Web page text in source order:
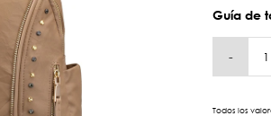
Guía de
-
Todos los